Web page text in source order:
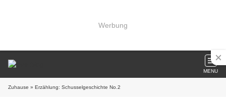
Werbung
MENU
Zuhause » Erzählung: Schusselgeschichte No.2